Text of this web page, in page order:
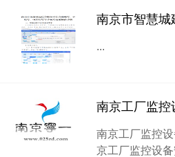
...
南京工厂监控
南京工厂监控
京工厂监控设